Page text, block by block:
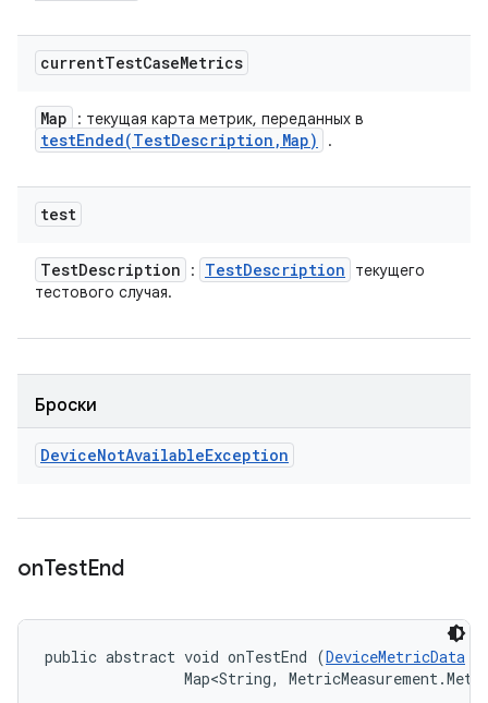
currentTestCaseMetrics
Map : текущая карта метрик, переданных в
testEnded(TestDescription , Map) .
test
TestDescription : TestDescription
текущего
тестового случая.
Броски
DeviceNotAvailableException
onTestEnd
public abstract void onTestEnd (DeviceMetricData
Map<String,